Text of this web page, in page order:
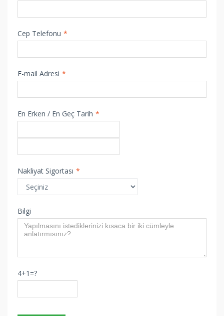
Cep Telefonu *
E-mail Adresi *
En Erken / En Geç Tarih *
Nakliyat Sigortası *
Bilgi
4+1=?